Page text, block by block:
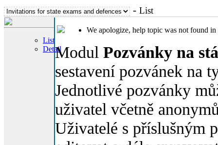
- List
List
Detail
We apologize, help topic was not found
Modul Pozvánky na
sestavení pozvánek na
Jednotlivé pozvánky
uživatel včetně
Uživatelé s příslušným